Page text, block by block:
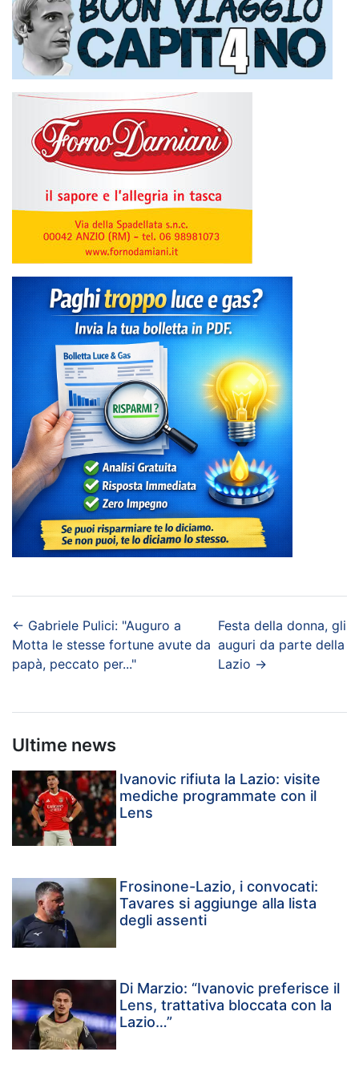
← Gabriele Pulici: "Auguro a
Motta le stesse fortune avute da
papà, peccato per..."
Festa della donna, gli
auguri da parte della
Lazio →
Ultime news
Ivanovic rifiuta la Lazio: visite
mediche programmate con il
Lens
Frosinone-Lazio, i convocati:
Tavares si aggiunge alla lista
degli assenti
Di Marzio: “Ivanovic preferisce il
Lens, trattativa bloccata con la
Lazio…”